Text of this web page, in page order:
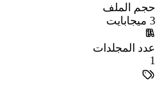
حجم الملف
3 ميجابايت
عدد المجلدات
1